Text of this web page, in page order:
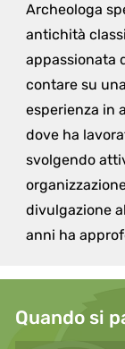
Archeologa
antichità
appassionata
contare su
esperienza in
dove ha
svolgendo
divulgazione
anni ha
del
realizzazione
Quando si